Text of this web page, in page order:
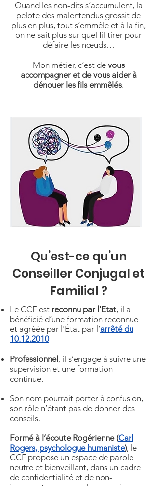
Quand les non-dits s’accumulent, la
pelote des malentendus grossit de
plus en plus, tout s’emmêle et à la fin,
on ne sait plus sur quel fil tirer pour
défaire les nœuds…
Mon métier, c’est de vous
accompagner et de vous aider à
dénouer les fils emmêlés.
Qu’est-ce qu’un
Conseiller Conjugal et
Familial ?
Le CCF est reconnu par l’Etat, il a
bénéficié d’une formation reconnue
et agréée par l'État par l’arrêté du
10.12.2010
Professionnel , il s’engage à suivre une
supervision et une formation
continue.
Son nom pourrait porter à confusion,
son rôle n’étant pas de donner des
conseils.
Formé à l’écoute Rogérienne (Carl
Rogers, psychologue humaniste), le
CCF propose un espace de parole
neutre et bienveillant, dans un cadre
de confidentialité et de non-